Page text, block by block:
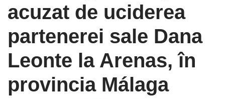
acuzat de uciderea
partenerei sale Dana
Leonte la Arenas, în
provincia Málaga